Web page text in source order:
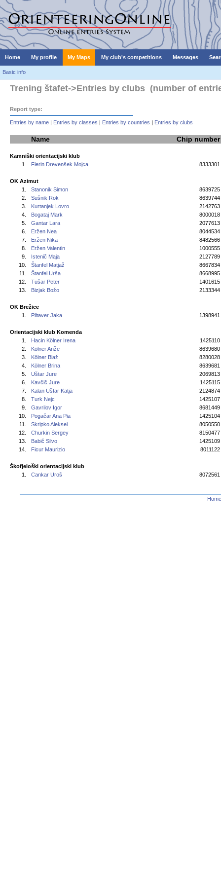
Home My profile My Maps My club's competitions Messages
Basic info
Trening štafet->Entries by clubs (number of
Report type:
Entries by name | Entries by classes | Entries by countries | Entries by clubs
Name Chip number
Kamniški orientacijski klub
1.
Flerin Drevenšek Mojca 8333301
OK Azimut
1.
Stanonik Simon
8639725
2.
Sušnik Rok
8639744
3.
Kurtanjek Lovro
2142763
4.
Bogataj Mark
8000018
5.
Gantar Lara
2077613
6.
Eržen Nea
8044534
7.
Eržen Nika
8482566
8.
Eržen Valentin
1000555
9.
Istenič Maja
2127789
10.
Štanfel Matjaž
8667834
11.
Štanfel Urša
8668995
12.
Tušar Peter
1401615
13.
Bizjak Božo 2133344
OK Brežice
1.
Piltaver Jaka 1398941
Orientacijski klub Komenda
1.
Hacin Kölner Irena
1425110
2.
Kölner Anže
8639680
3.
Kölner Blaž
8280028
4.
Kölner Brina
8639681
5.
Uštar Jure
2069813
6.
Kavčič Jure
1425115
7.
Kalan Uštar Katja
2124874
8.
Turk Nejc
1425107
9.
Gavrilov Igor
8681449
10.
Pogačar Ana Pia
1425104
11.
Skripko Aleksei
8050550
12.
Churkin Sergey
8150477
13.
Babič Silvo
1425109
14.
Ficur Maurizio 8011122
Škofjeloški orientacijski klub
1.
Cankar Uroš 8072561